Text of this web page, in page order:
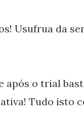
Usufrua da
após o trial
Tudo isto